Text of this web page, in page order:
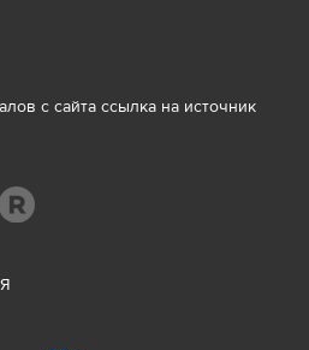
с сайта ссылка на источник